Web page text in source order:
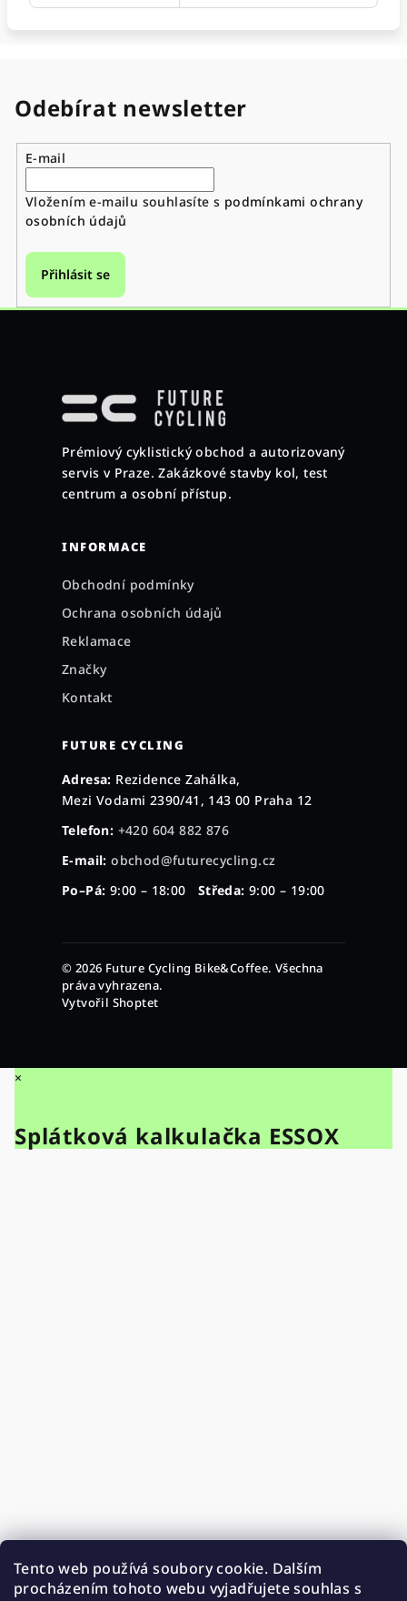
Tento web používá soubory cookie. Dalším
procházením tohoto webu vyjadřujete souhlas s
Odebírat newsletter
E-mail
Vložením e-mailu souhlasíte s podmínkami ochrany
osobních údajů
Přihlásit se
Prémiový cyklistický obchod a autorizovaný
servis v Praze. Zakázkové stavby kol, test
centrum a osobní přístup.
INFORMACE
Obchodní podmínky
Ochrana osobních údajů
Reklamace
Značky
Kontakt
FUTURE CYCLING
Adresa: Rezidence Zahálka,
Mezi Vodami 2390/41, 143 00 Praha 12
Telefon: +420 604 882 876
E-mail: obchod@futurecycling.cz
Po–Pá: 9:00 – 18:00 Středa: 9:00 – 19:00
© 2026 Future Cycling Bike&Coffee. Všechna
práva vyhrazena.
Vytvořil Shoptet
×
Splátková kalkulačka ESSOX